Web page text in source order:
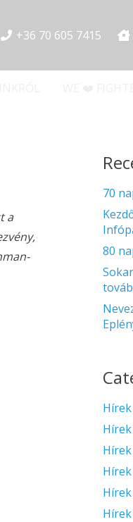
+36 70 605 7415
a
70
80
Hírek